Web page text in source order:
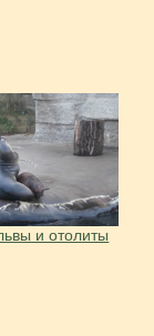
и отолиты